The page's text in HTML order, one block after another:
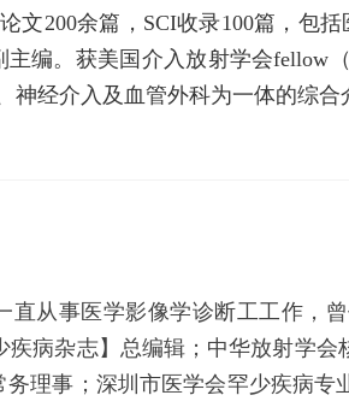
200余篇，SCI收录100篇，包括
主编。获美国介入放射学会
经介入及血管外科为一体的综
直从事医学影像学诊断工工作，
疾病杂志】总编辑；中华放射学
理事；深圳市医学会罕少疾病